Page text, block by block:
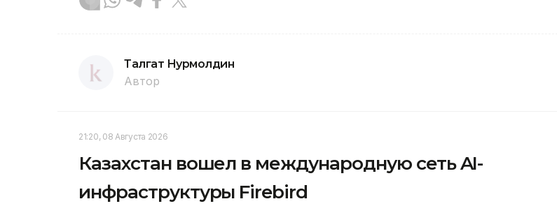
Талгат Нурмолдин
Автор
21:20, 08 Августа 2026
Казахстан вошел в международную сеть AI-
инфраструктуры Firebird